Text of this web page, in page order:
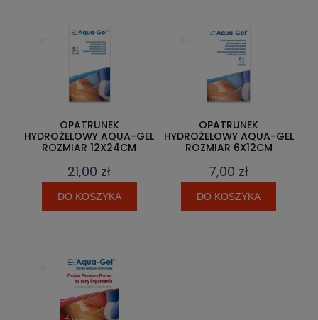
OPATRUNEK
HYDROŻELOWY AQUA-GEL
ROZMIAR 12X24CM
21,00 zł
DO KOSZYKA
OPATRUNEK
HYDROŻELOWY AQUA-GEL
ROZMIAR 6X12CM
7,00 zł
DO KOSZYKA